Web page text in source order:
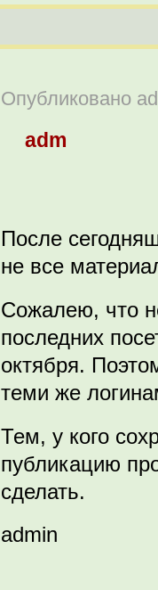
Опубликовано
adm
После
не все
Сожалею, что
последних
октября.
теми же
Тем, у кого
публикацию
сделать.
admin